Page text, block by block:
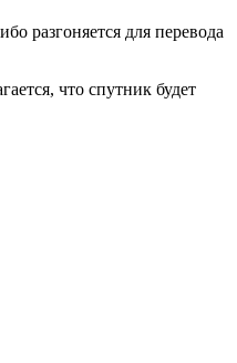
разгоняется для перевода
что спутник будет